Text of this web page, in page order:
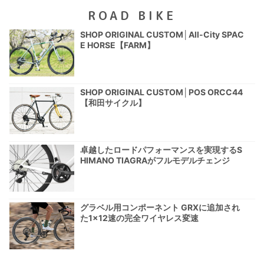
ROAD BIKE
SHOP ORIGINAL CUSTOM│All-City SPAC
E HORSE【FARM】
SHOP ORIGINAL CUSTOM│POS ORCC44
【和田サイクル】
卓越したロードパフォーマンスを実現するS
HIMANO TIAGRAがフルモデルチェンジ
グラベル用コンポーネント GRXに追加され
た1×12速の完全ワイヤレス変速